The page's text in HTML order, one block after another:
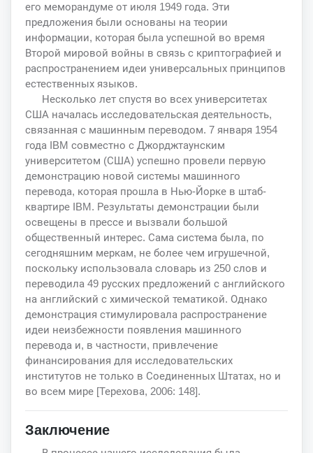
его меморандуме от июля 1949 года. Эти
предложения были основаны на теории
информации, которая была успешной во время
Второй мировой войны в связь с криптографией и
распространением идеи универсальных принципов
естественных языков.
Несколько лет спустя во всех университетах
США началась исследовательская деятельность,
связанная с машинным переводом. 7 января 1954
года IBM совместно с Джорджтаунским
университетом (США) успешно провели первую
демонстрацию новой системы машинного
перевода, которая прошла в Нью-Йорке в штаб-
квартире IBM. Результаты демонстрации были
освещены в прессе и вызвали большой
общественный интерес. Сама система была, по
сегодняшним меркам, не более чем игрушечной,
поскольку использовала словарь из 250 слов и
переводила 49 русских предложений с английского
на английский с химической тематикой. Однако
демонстрация стимулировала распространение
идеи неизбежности появления машинного
перевода и, в частности, привлечение
финансирования для исследовательских
институтов не только в Соединенных Штатах, но и
во всем мире [Терехова, 2006: 148].
Заключение